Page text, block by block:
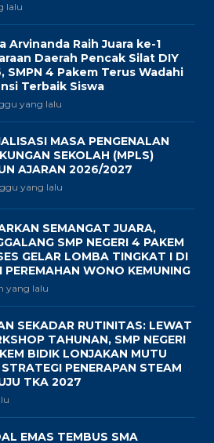
lalu
Arvinanda Raih Juara ke-1
Daerah Pencak Silat DIY
SMPN 4 Pakem Terus Wadahi
Terbaik Siswa
yang lalu
MASA PENGENALAN
SEKOLAH (MPLS)
AJARAN 2026/2027
yang lalu
SEMANGAT JUARA,
SMP NEGERI 4 PAKEM
GELAR LOMBA TINGKAT I DI
PEREMAHAN WONO KEMUNING
yang lalu
SEKADAR RUTINITAS: LEWAT
TAHUNAN, SMP NEGERI
BIDIK LONJAKAN MUTU
PENERAPAN STEAM
TKA 2027
EMAS TEMBUS SMA